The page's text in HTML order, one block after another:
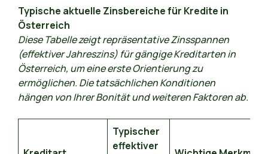
Typische aktuelle Zinsbereiche für Kredite in
Österreich
Diese Tabelle zeigt repräsentative Zinsspannen
(effektiver Jahreszins) für gängige Kreditarten in
Österreich, um eine erste Orientierung zu
ermöglichen. Die tatsächlichen Konditionen
hängen von Ihrer Bonität und weiteren Faktoren ab.
Typischer
effektiver